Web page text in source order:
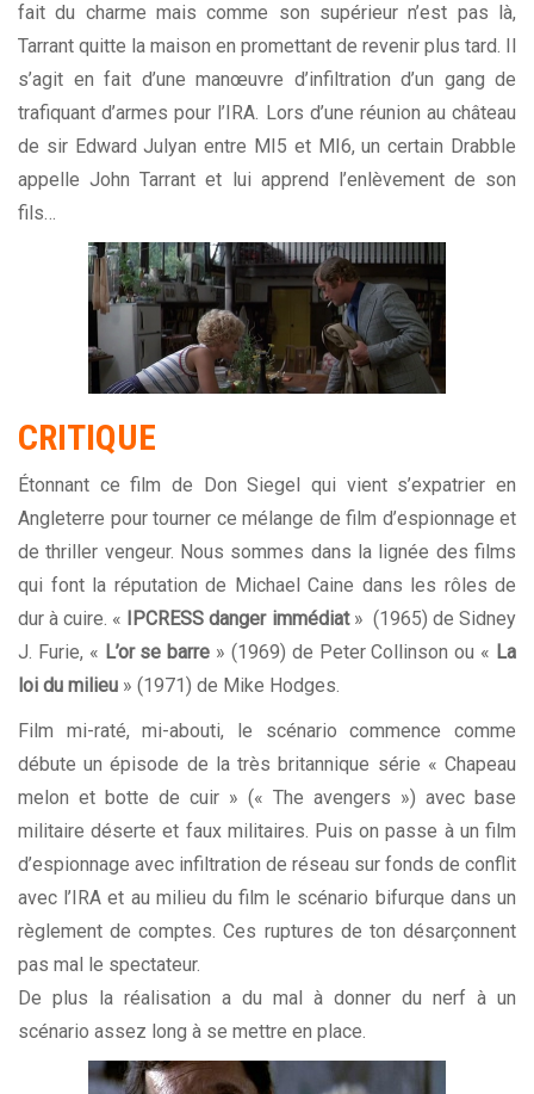
fait du charme mais comme son supérieur n’est pas là,
Tarrant quitte la maison en promettant de revenir plus tard. Il
s’agit en fait d’une manœuvre d’infiltration d’un gang de
trafiquant d’armes pour l’IRA. Lors d’une réunion au château
de sir Edward Julyan entre MI5 et MI6, un certain Drabble
appelle John Tarrant et lui apprend l’enlèvement de son
fils…
CRITIQUE
Étonnant ce film de Don Siegel qui vient s’expatrier en
Angleterre pour tourner ce mélange de film d’espionnage et
de thriller vengeur. Nous sommes dans la lignée des films
qui font la réputation de Michael Caine dans les rôles de
dur à cuire. «
IPCRESS danger immédiat» (1965) de Sidney
J. Furie, « L’or se barre » (1969) de Peter Collinson ou « La
loi du milieu » (1971) de Mike Hodges.
Film mi-raté, mi-abouti, le scénario commence comme
débute un épisode de la très britannique série « Chapeau
melon et botte de cuir » (« The avengers ») avec base
militaire déserte et faux militaires. Puis on passe à un film
d’espionnage avec infiltration de réseau sur fonds de conflit
avec l’IRA et au milieu du film le scénario bifurque dans un
règlement de comptes. Ces ruptures de ton désarçonnent
pas mal le spectateur.
De plus la réalisation a du mal à donner du nerf à un
scénario assez long à se mettre en place.